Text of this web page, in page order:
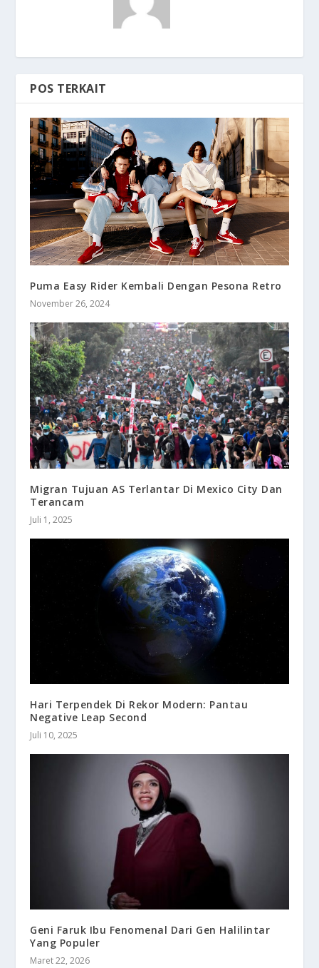
POS TERKAIT
Puma Easy Rider Kembali Dengan Pesona Retro
November 26, 2024
Migran Tujuan AS Terlantar Di Mexico City Dan
Terancam
Juli 1, 2025
Hari Terpendek Di Rekor Modern: Pantau
Negative Leap Second
Juli 10, 2025
Geni Faruk Ibu Fenomenal Dari Gen Halilintar
Yang Populer
Maret 22, 2026